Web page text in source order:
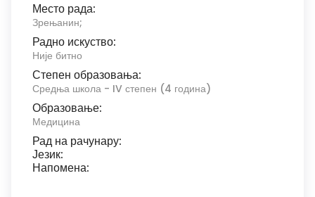
Место рада:
Зрењанин;
Радно искуство:
Није битно
Степен образовања:
Средња школа - IV степен (4 година)
Образовање:
Медицина
Рад на рачунару:
Језик:
Напомена: